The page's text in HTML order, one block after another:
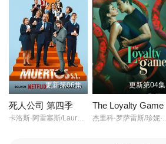
更新第06集
死人公司 第四季
更新第04集
The Loyalty Game